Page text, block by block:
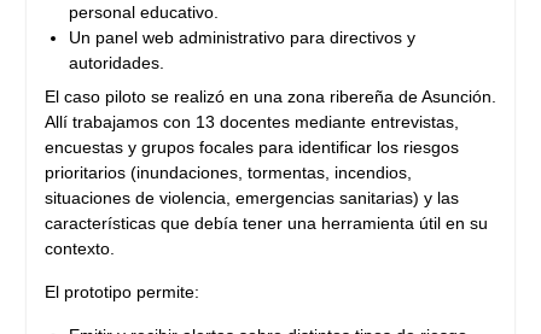
personal educativo.
Un panel web administrativo para directivos y
autoridades.
​El caso piloto se realizó en una zona ribereña de Asunción.
Allí trabajamos con 13 docentes mediante entrevistas,
encuestas y grupos focales para identificar los riesgos
prioritarios (inundaciones, tormentas, incendios,
situaciones de violencia, emergencias sanitarias) y las
características que debía tener una herramienta útil en su
contexto.
El prototipo permite: